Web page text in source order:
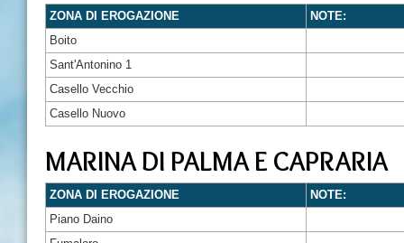
ZONA DI EROGAZIONE
NOTE:
Boito
Sant'Antonino 1
Casello Vecchio
Casello Nuovo
MARINA DI PALMA E CAPRARIA
ZONA DI EROGAZIONE
NOTE:
Piano Daino